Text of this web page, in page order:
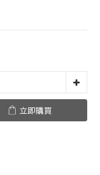
立即購買